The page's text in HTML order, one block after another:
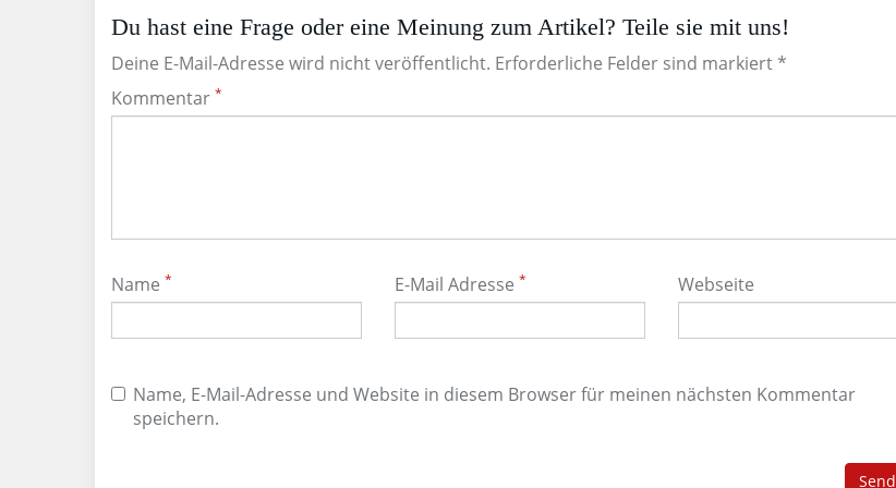
Du hast eine Frage oder eine Meinung zum Artikel? Teile sie mit uns!
Deine E-Mail-Adresse wird nicht veröffentlicht. Erforderliche Felder sind markiert *
Kommentar *
Name * E-Mail Adresse * Webseite
Name, E-Mail-Adresse und Website in diesem Browser für meinen nächsten Kommentar
speichern.